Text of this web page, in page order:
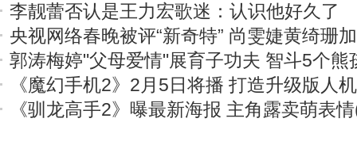
李靓蕾否认是王力宏歌迷：认识他好久了
央视网络春晚被评“新奇特” 尚雯婕黄绮珊
郭涛梅婷"父母爱情"展育子功夫 智斗5个熊
《魔幻手机2》2月5日将播 打造升级版人
《驯龙高手2》曝最新海报 主角露卖萌表